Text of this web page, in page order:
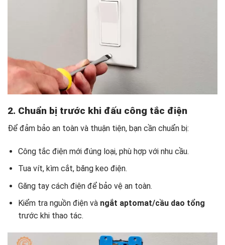
2. Chuẩn bị trước khi đấu công tắc điện
Để đảm bảo an toàn và thuận tiện, bạn cần chuẩn bị:
Công tắc điện mới đúng loại, phù hợp với nhu cầu.
Tua vít, kìm cắt, băng keo điện.
Găng tay cách điện để bảo vệ an toàn.
Kiểm tra nguồn điện và ngắt aptomat/cầu dao tổng
trước khi thao tác.